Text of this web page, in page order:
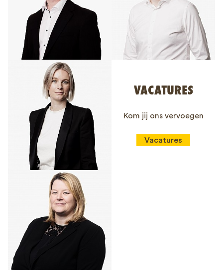
VACATURES
Kom jij ons vervoegen
Vacatures